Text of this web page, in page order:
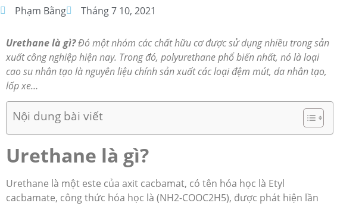
Phạm Bằng Tháng 7 10, 2021
Urethane là gì?Đó một nhóm các chất hữu cơ được sử dụng nhiều trong sản
xuất công nghiệp hiện nay. Trong đó, polyurethane phổ biến nhất, nó là loại
cao su nhân tạo là nguyên liệu chính sản xuất các loại đệm mút, da nhân tạo,
lốp xe…
Nội dung bài viết
Urethane là gì?
Urethane là một este của axit cacbamat, có tên hóa học là Etyl
cacbamate, công thức hóa học là (NH2-COOC2H5), được phát hiện lần